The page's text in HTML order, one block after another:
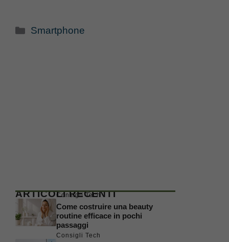
Categorie
Smartphone
ARTICOLI RECENTI
Consigli Tech
Come costruire una beauty
routine efficace in pochi
passaggi
Consigli Tech